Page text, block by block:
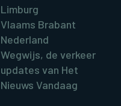
Limburg
Vlaams Brabant
Nederland
Wegwijs, de verkeer
updates van Het
Nieuws Vandaag